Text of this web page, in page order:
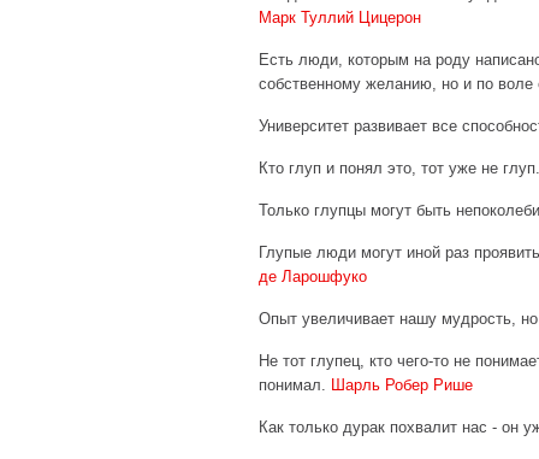
Марк Туллий Цицерон
Есть люди, которым на роду
собственному желанию, но и по
Университет развивает все
Кто глуп и понял это, тот уже не
Только глупцы могут быть
Глупые люди могут иной раз
де Ларошфуко
Опыт увеличивает нашу мудрость,
Не тот глупец, кто чего-то не
понимал. Шарль Робер Рише
Как только дурак похвалит нас - он